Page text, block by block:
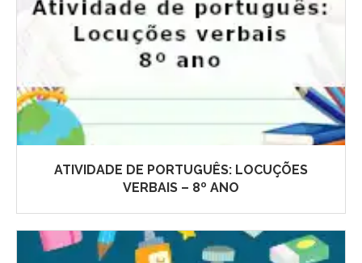
ATIVIDADE DE PORTUGUÊS: LOCUÇÕES
VERBAIS – 8º ANO